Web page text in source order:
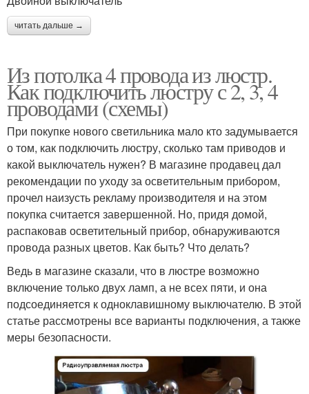
читать дальше →
Из потолка 4 провода из люстр.
Как подключить люстру с 2, 3, 4
проводами (схемы)
При покупке нового светильника мало кто задумывается
о том, как подключить люстру, сколько там приводов и
какой выключатель нужен? В магазине продавец дал
рекомендации по уходу за осветительным прибором,
прочел наизусть рекламу производителя и на этом
покупка считается завершенной. Но, придя домой,
распаковав осветительный прибор, обнаруживаются
провода разных цветов. Как быть? Что делать?
Ведь в магазине сказали, что в люстре возможно
включение только двух ламп, а не всех пяти, и она
подсоединяется к одноклавишному выключателю. В этой
статье рассмотрены все варианты подключения, а также
меры безопасности.